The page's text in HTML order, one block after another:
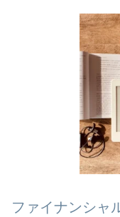
ファイナンシャ